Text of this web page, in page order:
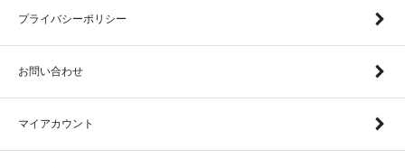
プライバシーポリシー
お問い合わせ
マイアカウント